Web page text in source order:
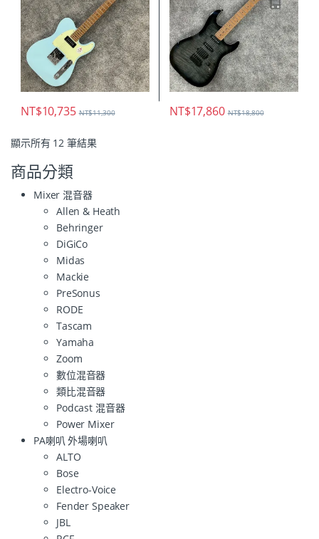
NT$10,735 NT$11,300 NT$17,860 NT$18,800
顯示所有 12 筆結果
商品分類
Mixer 混音器
Allen & Heath
Behringer
DiGiCo
Midas
Mackie
PreSonus
RODE
Tascam
Yamaha
Zoom
數位混音器
類比混音器
Podcast 混音器
Power Mixer
PA喇叭 外場喇叭
ALTO
Bose
Electro-Voice
Fender Speaker
JBL